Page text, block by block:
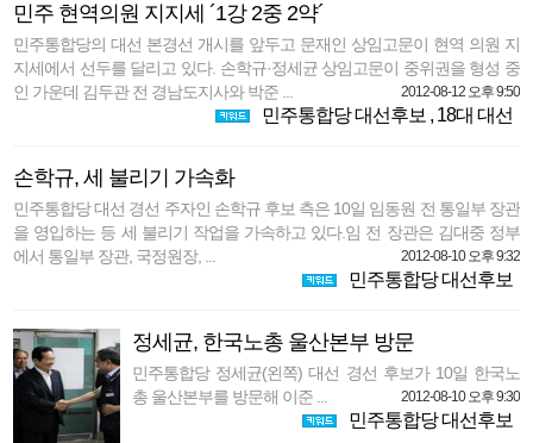
민주 현역의원 지지세 ´1강 2중 2약´
민주통합당의 대선 본경선 개시를 앞두고 문재인 상임고문이 현역 의원 지
지세에서 선두를 달리고 있다. 손학규·정세균 상임고문이 중위권을 형성 중
인 가운데 김두관 전 경남도지사와 박준 ...
2012-08-12 오후 9:50
민주통합당 대선후보 , 18대 대선
손학규, 세 불리기 가속화
민주통합당 대선 경선 주자인 손학규 후보 측은 10일 임동원 전 통일부 장관
을 영입하는 등 세 불리기 작업을 가속하고 있다.임 전 장관은 김대중 정부
에서 통일부 장관, 국정원장, ...
2012-08-10 오후 9:32
민주통합당 대선후보
정세균, 한국노총 울산본부 방문
민주통합당 정세균(왼쪽) 대선 경선 후보가 10일 한국노
총 울산본부를 방문해 이준 ...
2012-08-10 오후 9:30
민주통합당 대선후보